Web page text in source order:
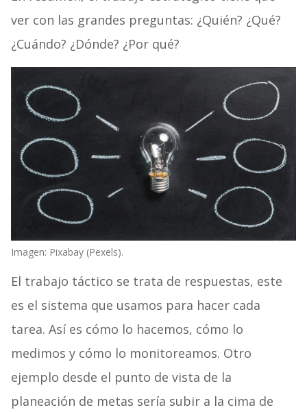
ver con las grandes preguntas: ¿Quién? ¿Qué?
¿Cuándo? ¿Dónde? ¿Por qué?
Imagen: Pixabay (Pexels).
El trabajo táctico se trata de respuestas, este
es el sistema que usamos para hacer cada
tarea. Así es cómo lo hacemos, cómo lo
medimos y cómo lo monitoreamos. Otro
ejemplo desde el punto de vista de la
planeación de metas sería subir a la cima de